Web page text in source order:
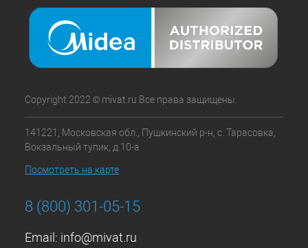
Copyright 2022 © mivat.ru Все права защищены.
141221, Московская обл., Пушкинский р-н, с. Тарасовка,
Вокзальный тупик, д.10-а
Посмотреть на карте
8 (800) 301-05-15
Email: info@mivat.ru